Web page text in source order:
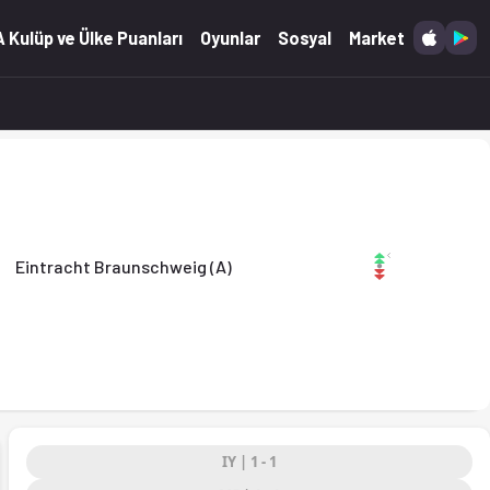
Ofsayt'ta. (16.11.2025)
Kulüp ve Ülke Puanları Oyunlar Sosyal Market
(A)
Eintracht Braunschweig (A)
IY | 1 - 1